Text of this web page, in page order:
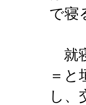
で寝
就
＝と
し、